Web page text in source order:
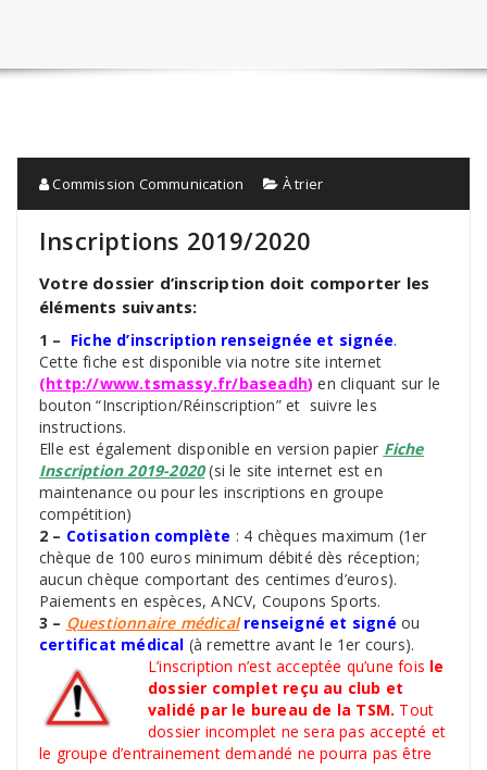
Commission Communication À trier
Inscriptions 2019/2020
Votre dossier d’inscription doit comporter les
éléments suivants:
1 – Fiche d’inscription renseignée et signée.
Cette fiche est disponible via notre site internet
(http://www.tsmassy.fr/baseadh)en cliquant sur le
bouton “Inscription/Réinscription” et suivre les
instructions.
Elle est également disponible en version papier Fiche
Inscription 2019-2020(si le site internet est en
maintenance ou pour les inscriptions en groupe
compétition)
2 – Cotisation complète : 4 chèques maximum (1er
chèque de 100 euros minimum débité dès réception;
aucun chèque comportant des centimes d’euros).
Paiements en espèces, ANCV, Coupons Sports.
3 – Questionnaire médicalrenseigné et signéou
certificat médical (à remettre avant le 1er cours).
L’inscription n’est acceptée qu’une fois le
dossier complet reçu au club et
validé par le bureau de la TSM. Tout
dossier incomplet ne sera pas accepté et
le groupe d’entrainement demandé ne pourra pas être